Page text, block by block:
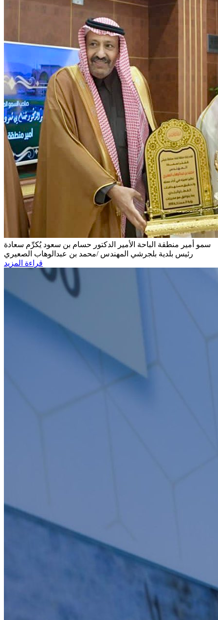
سمو أمير منطقة الباحة الأمير الدكتور حسام بن سعود يُكرِّم سعادة
رئيس بلدية بلجرشي المهندس /محمد بن عبدالوهاب الصعيري
قراءة المزيد